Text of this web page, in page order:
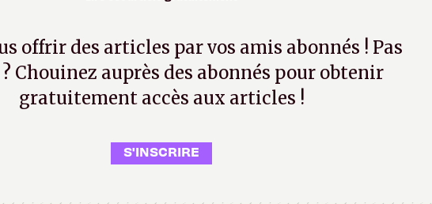
offrir des articles par vos amis abonnés ! Pas
Chouinez auprès des abonnés pour obtenir
gratuitement accès aux articles !
S'INSCRIRE